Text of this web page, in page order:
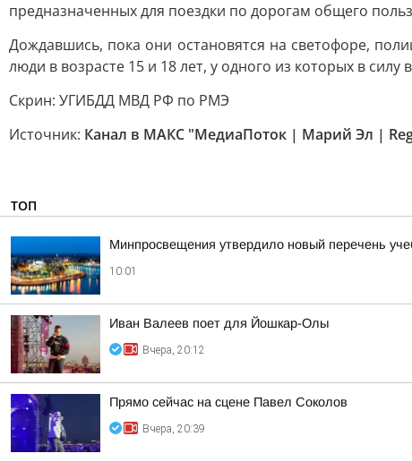
предназначенных для поездки по дорогам общего
Дождавшись, пока они остановятся на светофоре,
люди в возрасте 15 и 18 лет, у одного из которых в
Скрин: УГИБДД МВД РФ по РМЭ
Источник: Канал в МАКС "МедиаПоток | Марий Эл |
ТОП
Минпросвещения утвердило новый перечень
10:01
Иван Валеев поет для Йошкар-Олы
Вчера, 20:12
Прямо сейчас на сцене Павел Соколов
Вчера, 20:39